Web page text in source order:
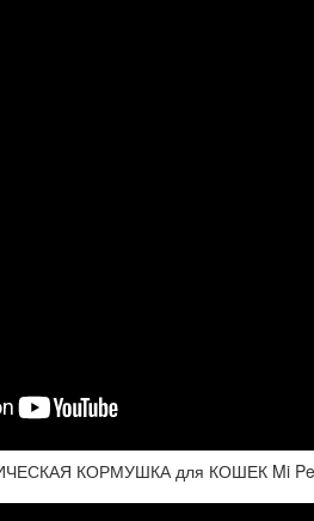
КОРМУШКА для КОШЕК Mi